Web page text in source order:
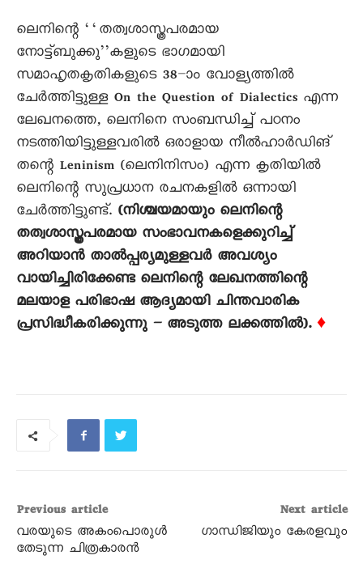
ലെനിന്റെ ‘‘തത്വശാസ്ത്രപരമായ
നോട്ട്ബുക്കു’’കളുടെ ഭാഗമായി
സമാഹൃതകൃതികളുടെ 38–ാം വോള്യത്തിൽ
ചേർത്തിട്ടുള്ള On the Question of Dialectics എന്ന
ലേഖനത്തെ, ലെനിനെ സംബന്ധിച്ച് പഠനം
നടത്തിയിട്ടുള്ളവരിൽ ഒരാളായ നീൽഹാർഡിങ്
തന്റെ Leninism (ലെനിനിസം) എന്ന കൃതിയിൽ
ലെനിന്റെ സുപ്രധാന രചനകളിൽ ഒന്നായി
ചേർത്തിട്ടുണ്ട്. (നിശ്ചയമായും ലെനിന്റെ
തത്വശാസ്ത്രപരമായ സംഭാവനകളെക്കുറിച്ച്
അറിയാൻ താൽപ്പര്യമുള്ളവർ അവശ്യം
വായിച്ചിരിക്കേണ്ട ലെനിന്റെ ലേഖനത്തിന്റെ
മലയാള പരിഭാഷ ആദ്യമായി ചിന്തവാരിക
പ്രസിദ്ധീകരിക്കുന്നു – അടുത്ത ലക്കത്തിൽ). ♦
Previous article
വരയുടെ അകംപൊരുൾ
തേടുന്ന ചിത്രകാരൻ
Next article
ഗാന്ധിജിയും കേരളവും